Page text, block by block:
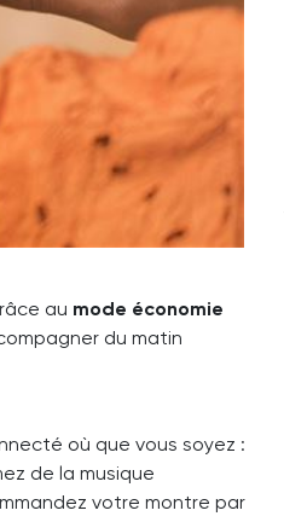
au mode économie
du matin
où que vous soyez :
de la musique
votre montre par